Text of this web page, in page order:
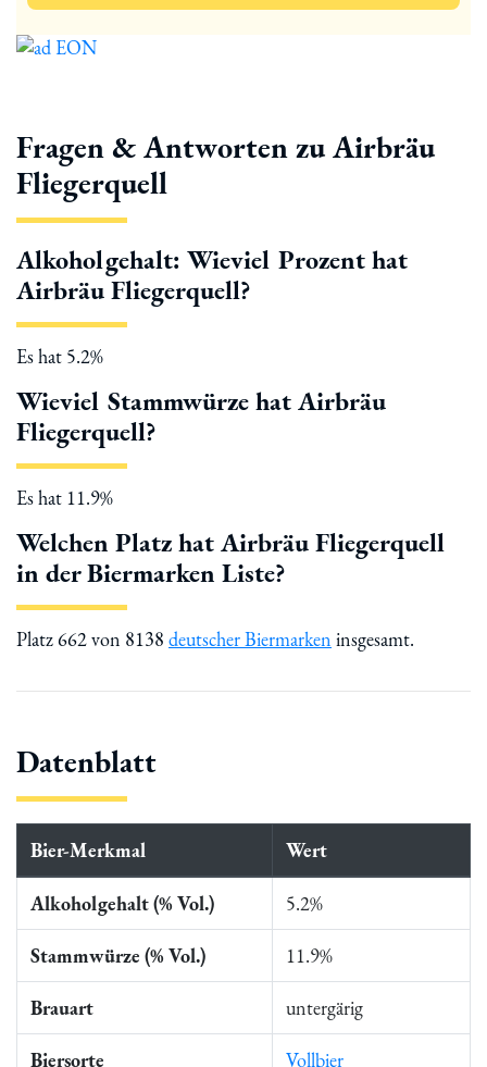
Fragen & Antworten zu Airbräu
Fliegerquell
Alkoholgehalt: Wieviel Prozent hat
Airbräu Fliegerquell?
Es hat 5.2%
Wieviel Stammwürze hat Airbräu
Fliegerquell?
Es hat 11.9%
Welchen Platz hat Airbräu Fliegerquell
in der Biermarken Liste?
Platz 662 von 8138 deutscher Biermarken insgesamt.
Datenblatt
Bier-Merkmal Wert
Alkoholgehalt (% Vol.) 5.2%
Stammwürze (% Vol.) 11.9%
Brauart untergärig
Biersorte Vollbier